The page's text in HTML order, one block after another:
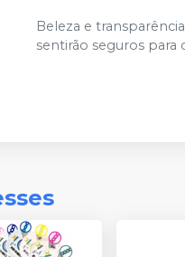
Beleza e
sentirão seguros para